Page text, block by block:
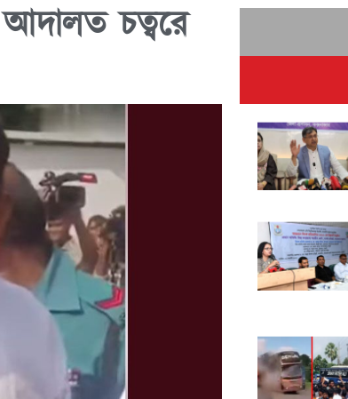
চত্বরে